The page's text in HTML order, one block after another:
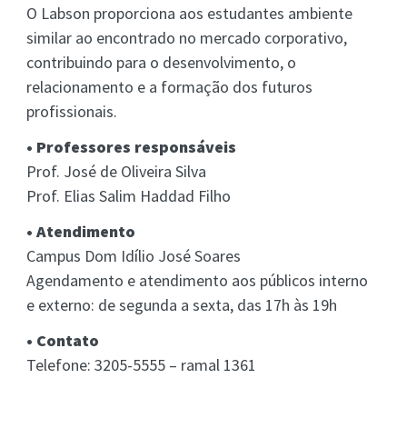
O Labson proporciona aos estudantes ambiente
similar ao encontrado no mercado corporativo,
contribuindo para o desenvolvimento, o
relacionamento e a formação dos futuros
profissionais.
• Professores responsáveis
Prof. José de Oliveira Silva
Prof. Elias Salim Haddad Filho
• Atendimento
Campus Dom Idílio José Soares
Agendamento e atendimento aos públicos interno
e externo: de segunda a sexta, das 17h às 19h
• Contato
Telefone: 3205-5555 – ramal 1361